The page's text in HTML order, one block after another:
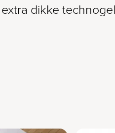
dikke